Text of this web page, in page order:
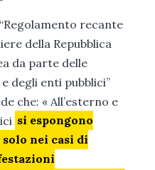
recante
della Repubblica
da parte delle
degli enti pubblici”
che: « All’esterno e
si espongono
solo nei casi di